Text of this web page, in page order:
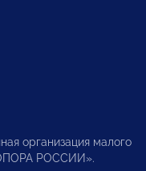
организация малого
РОССИИ».